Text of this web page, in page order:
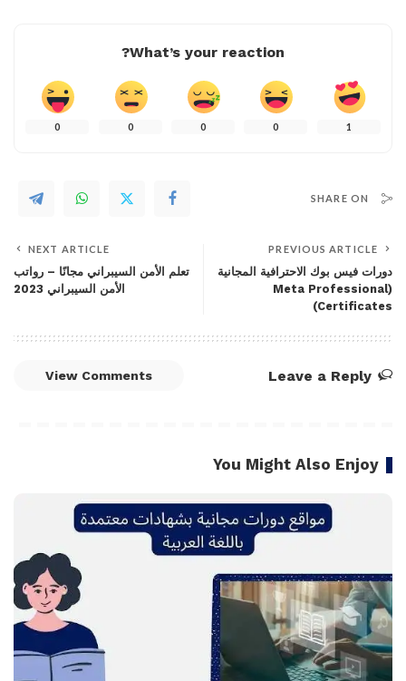
What’s your reaction?
1
0
0
0
0
SHARE ON
PREVIOUS ARTICLE
دورات فيس بوك الاحترافية المجانية
(Meta Professional
Certificates)
NEXT ARTICLE
تعلم الأمن السيبراني مجانًا – رواتب
الأمن السيبراني 2023
Leave a Reply
View Comments
You Might Also Enjoy